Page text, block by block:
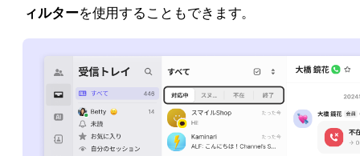
ィルターを使用することもできます。